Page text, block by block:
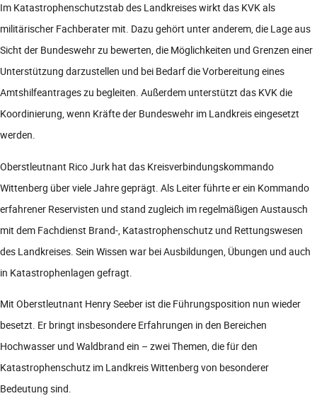
Im Katastrophenschutzstab des Landkreises wirkt das KVK als
militärischer Fachberater mit. Dazu gehört unter anderem, die Lage aus
Sicht der Bundeswehr zu bewerten, die Möglichkeiten und Grenzen einer
Unterstützung darzustellen und bei Bedarf die Vorbereitung eines
Amtshilfeantrages zu begleiten. Außerdem unterstützt das KVK die
Koordinierung, wenn Kräfte der Bundeswehr im Landkreis eingesetzt
werden.
Oberstleutnant Rico Jurk hat das Kreisverbindungskommando
Wittenberg über viele Jahre geprägt. Als Leiter führte er ein Kommando
erfahrener Reservisten und stand zugleich im regelmäßigen Austausch
mit dem Fachdienst Brand-, Katastrophenschutz und Rettungswesen
des Landkreises. Sein Wissen war bei Ausbildungen, Übungen und auch
in Katastrophenlagen gefragt.
Mit Oberstleutnant Henry Seeber ist die Führungsposition nun wieder
besetzt. Er bringt insbesondere Erfahrungen in den Bereichen
Hochwasser und Waldbrand ein – zwei Themen, die für den
Katastrophenschutz im Landkreis Wittenberg von besonderer
Bedeutung sind.